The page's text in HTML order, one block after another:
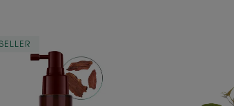
Fortificante
Intenso
ANTIQUEDA
com